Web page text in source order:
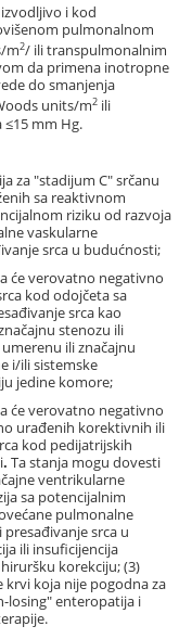
i kod
pulmonalnom
m2/ ili transpulmonalnim
da primena inotropne
do smanjenja
units/m2 ili
mm Hg.
za "stadijum C" srčanu
sa reaktivnom
riziku od razvoja
vaskularne
srca u budućnosti;
će verovatno negativno
kod odojčeta sa
srca kao
stenozu ili
ili značajnu
i/ili sistemske
jedine komore;
će verovatno negativno
urađenih korektivnih ili
kod pedijatrijskih
. Ta stanja mogu dovesti
ventrikularne
sa potencijalnim
pulmonalne
srca u
ili insuficijencija
korekciju; (3)
krvi koja nije pogodna za
losing" enteropatija i